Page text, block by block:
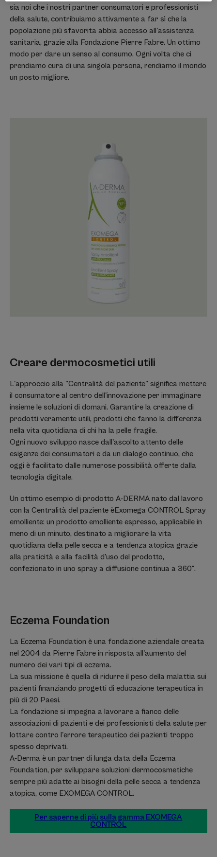
sia noi che i nostri partner consumatori e professionisti
della salute, contribuiamo attivamente a far sì che la
popolazione più sfavorita abbia accesso all'assistenza
sanitaria, grazie alla Fondazione Pierre Fabre. Un ottimo
modo per dare un senso al consumo. Ogni volta che ci
prendiamo cura di una singola persona, rendiamo il mondo
un posto migliore.
Creare dermocosmetici utili
L'approccio alla "Centralità del paziente" significa mettere
il consumatore al centro dell'innovazione per immaginare
insieme le soluzioni di domani. Garantire la creazione di
prodotti veramente utili, prodotti che fanno la differenza
nella vita quotidiana di chi ha la pelle fragile.
Ogni nuovo sviluppo nasce dall'ascolto attento delle
esigenze dei consumatori e da un dialogo continuo, che
oggi è facilitato dalle numerose possibilità offerte dalla
tecnologia digitale.
Un ottimo esempio di prodotto A-DERMA nato dal lavoro
con la Centralità del paziente èExomega CONTROL Spray
emolliente: un prodotto emolliente espresso, applicabile in
meno di un minuto, destinato a migliorare la vita
quotidiana della pelle secca e a tendenza atopica grazie
alla praticità e alla facilità d'uso del prodotto,
confezionato in uno spray a diffusione continua a 360°.
Eczema Foundation
La Eczema Foundation è una fondazione aziendale creata
nel 2004 da Pierre Fabre in risposta all'aumento del
numero dei vari tipi di eczema.
La sua missione è quella di ridurre il peso della malattia sui
pazienti finanziando progetti di educazione terapeutica in
più di 20 Paesi.
La fondazione si impegna a lavorare a fianco delle
associazioni di pazienti e dei professionisti della salute per
lottare contro l'errore terapeutico dei pazienti troppo
spesso deprivati.
A-Derma è un partner di lunga data della Eczema
Foundation, per sviluppare soluzioni dermocosmetiche
sempre più adatte ai bisogni della pelle secca a tendenza
atopica, come EXOMEGA CONTROL.
Per saperne di più sulla gamma EXOMEGA
CONTROL